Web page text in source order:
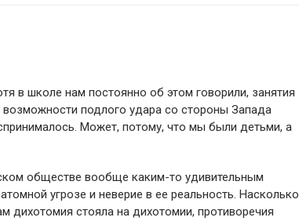
в школе нам постоянно об этом говорили, занятия
подлого удара со стороны Запада
Может, потому, что мы были детьми, а
обществе вообще каким-то удивительным
угрозе и неверие в ее реальность. Насколько
стояла на дихотомии, противоречия